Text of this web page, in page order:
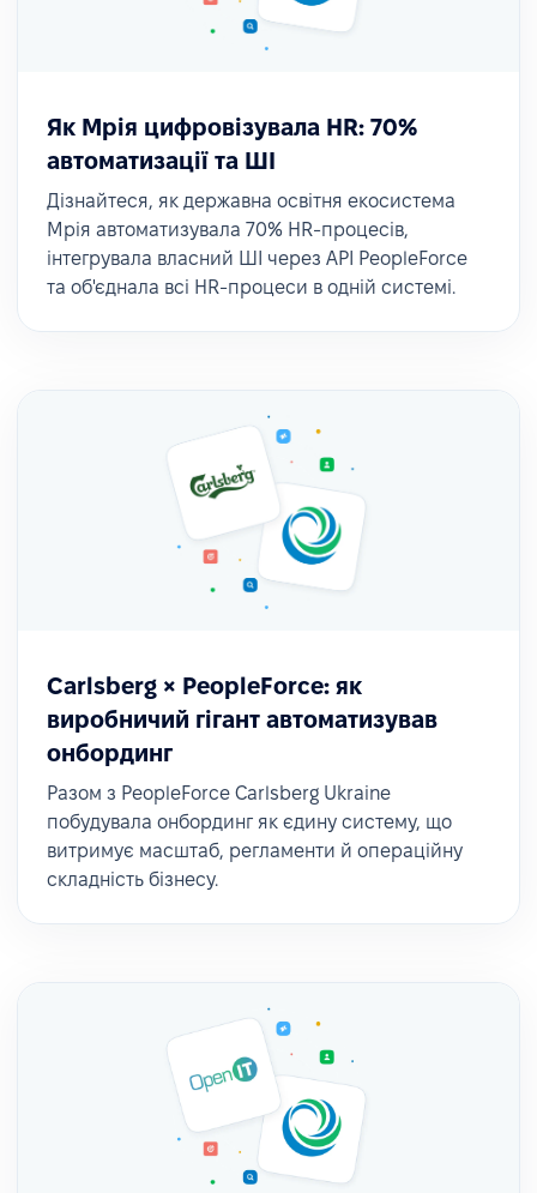
Як Мрія цифровізувала HR: 70%
автоматизації та ШІ
Дізнайтеся, як державна освітня екосистема
Мрія автоматизувала 70% HR-процесів,
інтегрувала власний ШІ через API PeopleForce
та об'єднала всі HR-процеси в одній системі.
Carlsberg × PeopleForce: як
виробничий гігант автоматизував
онбординг
Разом з PeopleForce Carlsberg Ukraine
побудувала онбординг як єдину систему, що
витримує масштаб, регламенти й операційну
складність бізнесу.